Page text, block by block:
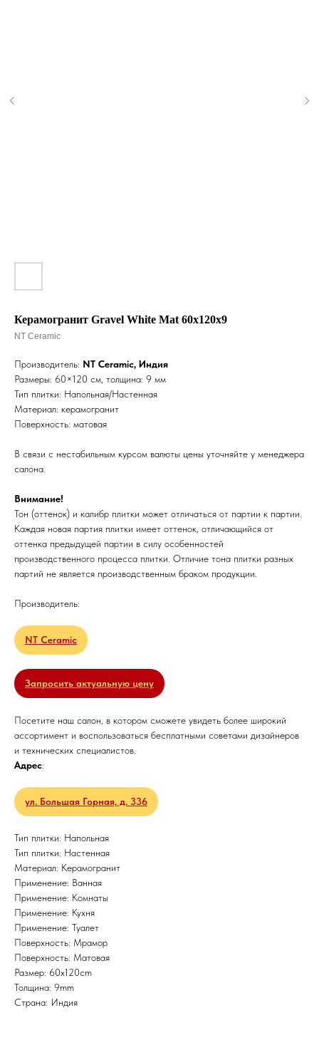
Керамогранит Gravel White Mat 60x120х9
NT Ceramic
Производитель: NT Ceramic, Индия
Размеры: 60×120 см, толщина: 9 мм
Тип плитки: Напольная/Настенная
Материал: керамогранит
Поверхность: матовая
В связи с нестабильным курсом валюты цены уточняйте у менеджера
салона.
Внимание!
Тон (оттенок) и калибр плитки может отличаться от партии к партии.
Каждая новая партия плитки имеет оттенок, отличающийся от
оттенка предыдущей партии в силу особенностей
производственного процесса плитки. Отличие тона плитки разных
партий не является производственным браком продукции.
Производитель:
NT Ceramic
Запросить актуальную цену
Посетите наш салон, в котором сможете увидеть более широкий
ассортимент и воспользоваться бесплатными советами дизайнеров
и технических специалистов.
Адрес:
ул. Большая Горная, д. 336
Тип плитки: Напольная
Тип плитки: Настенная
Материал: Керамогранит
Применение: Ванная
Применение: Комнаты
Применение: Кухня
Применение: Туалет
Поверхность: Мрамор
Поверхность: Матовая
Размер: 60x120cm
Толщина: 9mm
Страна: Индия